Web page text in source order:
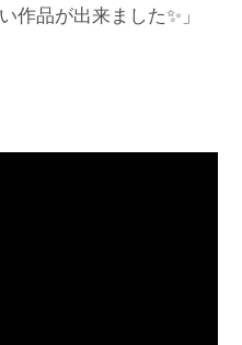
作品が出来ました✨」